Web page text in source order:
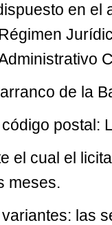
en el
de la
postal:
el cual el
meses.
las